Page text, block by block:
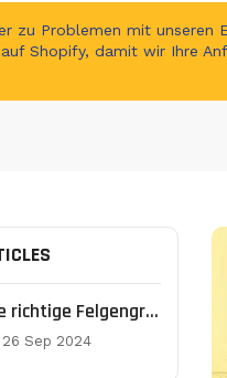
zu Problemen mit unseren
Shopify, damit wir Ihre
Die richtige Felgengröße für Ihr Auto
26 Sep 2024